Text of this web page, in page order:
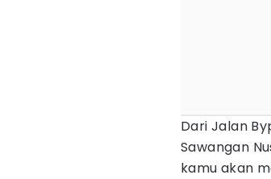
Dari Jalan
Sawangan
kamu akan